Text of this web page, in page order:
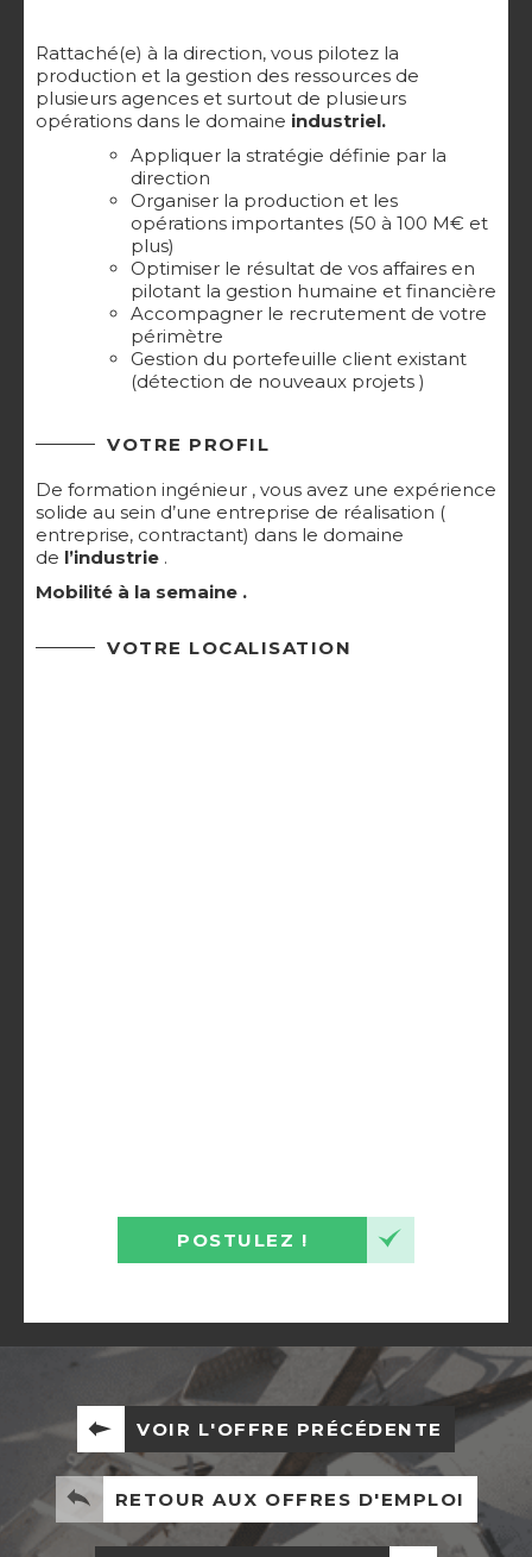
Rattaché(e) à la direction, vous pilotez la
production et la gestion des ressources de
plusieurs agences et surtout de plusieurs
opérations dans le domaine industriel.
Appliquer la stratégie définie par la
direction
Organiser la production et les
opérations importantes (50 à 100 M€ et
plus)
Optimiser le résultat de vos affaires en
pilotant la gestion humaine et financière
Accompagner le recrutement de votre
périmètre
Gestion du portefeuille client existant
(détection de nouveaux projets )
VOTRE PROFIL
De formation ingénieur , vous avez une expérience
solide au sein d’une entreprise de réalisation (
entreprise, contractant) dans le domaine
de l’industrie .
Mobilité à la semaine .
VOTRE LOCALISATION
POSTULEZ !
VOIR L'OFFRE PRÉCÉDENTE
RETOUR AUX OFFRES D'EMPLOI